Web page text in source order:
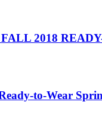
2018
to-Wear